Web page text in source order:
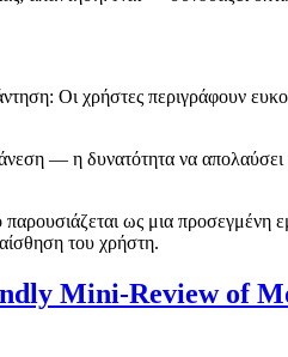
Οι χρήστες περιγράφουν
— η δυνατότητα να απολαύσει
ως μια προσεγμένη
του χρήστη.
Mini-Review of